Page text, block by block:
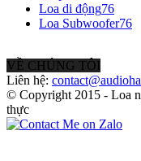
Loa di động76
Loa Subwoofer76
VỀ CHÚNG TÔI
Liên hệ:
© Copyright 2015 - Loa
thực